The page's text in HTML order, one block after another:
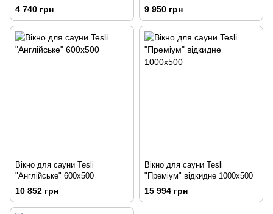
4 740 грн 9 950 грн
Вікно для сауни Tesli
"Англійське" 600х500
10 852 грн
Вікно для сауни Tesli
"Преміум" відкидне 1000х500
15 994 грн